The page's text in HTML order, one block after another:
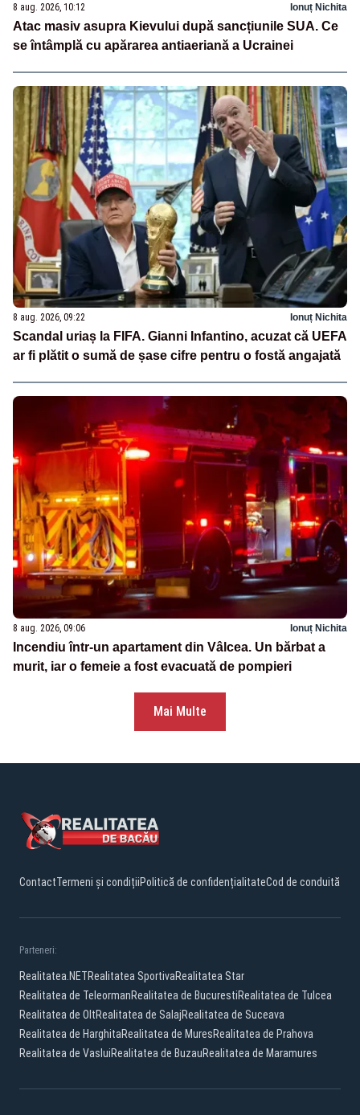
8 aug. 2026, 10:12 Ionuț Nichita
Atac masiv asupra Kievului după sancțiunile SUA. Ce
se întâmplă cu apărarea antiaeriană a Ucrainei
8 aug. 2026, 09:22 Ionuț Nichita
Scandal uriaș la FIFA. Gianni Infantino, acuzat că UEFA
ar fi plătit o sumă de șase cifre pentru o fostă angajată
8 aug. 2026, 09:06 Ionuț Nichita
Incendiu într-un apartament din Vâlcea. Un bărbat a
murit, iar o femeie a fost evacuată de pompieri
Mai Multe
ContactTermeni și condițiiPolitică de confidențialitateCod de conduită
Parteneri:
Realitatea.NETRealitatea SportivaRealitatea Star
Realitatea de TeleormanRealitatea de BucurestiRealitatea de Tulcea
Realitatea de OltRealitatea de SalajRealitatea de Suceava
Realitatea de HarghitaRealitatea de MuresRealitatea de Prahova
Realitatea de VasluiRealitatea de BuzauRealitatea de Maramures